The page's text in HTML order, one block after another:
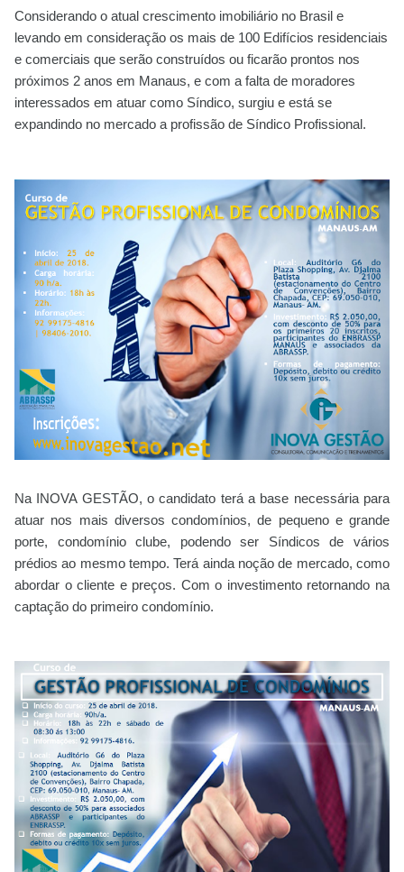
Considerando o atual crescimento imobiliário no Brasil e
levando em consideração os mais de 100 Edifícios residenciais
e comerciais que serão construídos ou ficarão prontos nos
próximos 2 anos em Manaus, e com a falta de moradores
interessados em atuar como Síndico, surgiu e está se
expandindo no mercado a profissão de Síndico Profissional.
Na INOVA GESTÃO, o candidato terá a base necessária para
atuar nos mais diversos condomínios, de pequeno e grande
porte, condomínio clube, podendo ser Síndicos de vários
prédios ao mesmo tempo. Terá ainda noção de mercado, como
abordar o cliente e preços. Com o investimento retornando na
captação do primeiro condomínio.